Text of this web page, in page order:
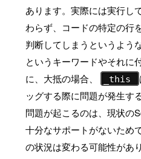
あります。実際には実行し
わらず、コードの特定の行
判断してしまうというよう
というキーワードやそれに
に、大抵の場合、
_this
ッグする際に問題が発生す
問題が起こるのは、現状の
十分なサポートがないため
の状況は変わる可能性があ